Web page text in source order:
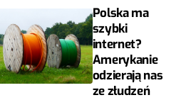
Polska ma
szybki
internet?
Amerykanie
odzierają nas
ze złudzeń